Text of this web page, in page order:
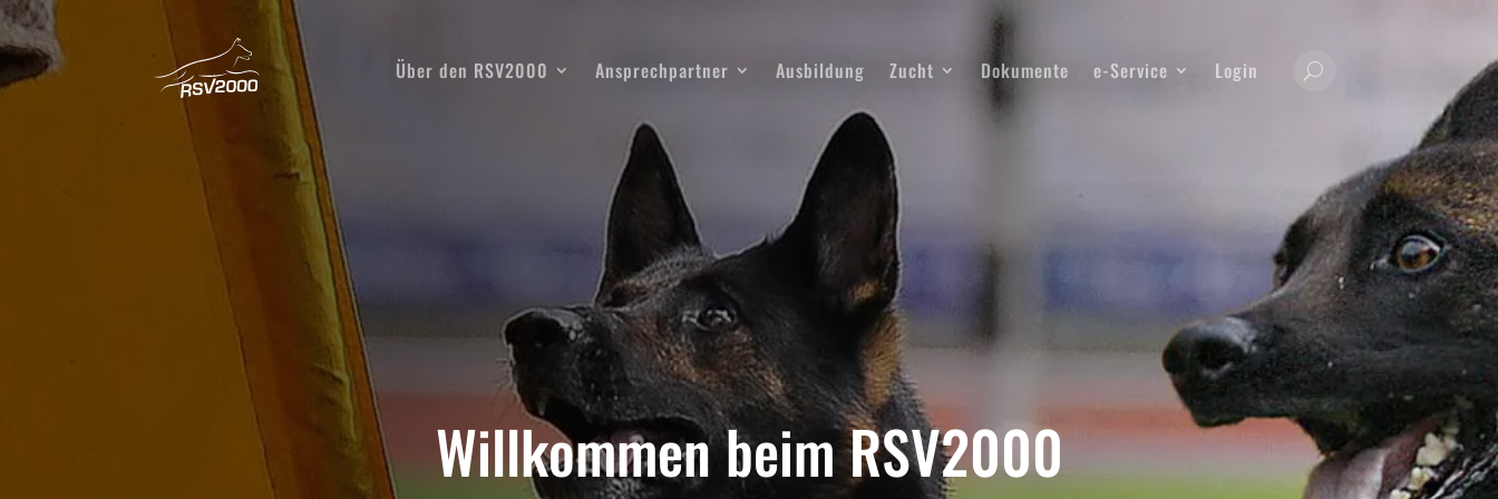
Über den RSV2000 Ansprechpartner Ausbildung Zucht Dokumente e-Service Login
Willkommen beim RSV2000